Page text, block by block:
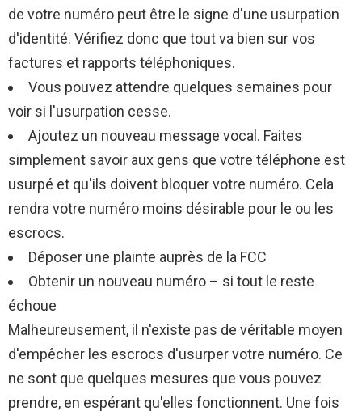
de votre numéro peut être le signe d'une usurpation
d'identité. Vérifiez donc que tout va bien sur vos
factures et rapports téléphoniques.
Vous pouvez attendre quelques semaines pour
voir si l'usurpation cesse.
Ajoutez un nouveau message vocal. Faites
simplement savoir aux gens que votre téléphone est
usurpé et qu'ils doivent bloquer votre numéro. Cela
rendra votre numéro moins désirable pour le ou les
escrocs.
Déposer une plainte auprès de la FCC
Obtenir un nouveau numéro – si tout le reste
échoue
Malheureusement, il n'existe pas de véritable moyen
d'empêcher les escrocs d'usurper votre numéro. Ce
ne sont que quelques mesures que vous pouvez
prendre, en espérant qu'elles fonctionnent. Une fois